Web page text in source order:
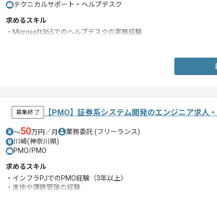
テクニカルサポート・ヘルプデスク
求めるスキル
・Microsoft365でのヘルプデスクの実務経験
募集終了 【PMO】証券系システム開発のエンジニア求人
〜50万円／月 業務委託 (フリーランス)
川崎(神奈川県)
PMO/PMO
求めるスキル
・インフラPJでのPMO経験（3年以上）
・進捗や課題管理の経験